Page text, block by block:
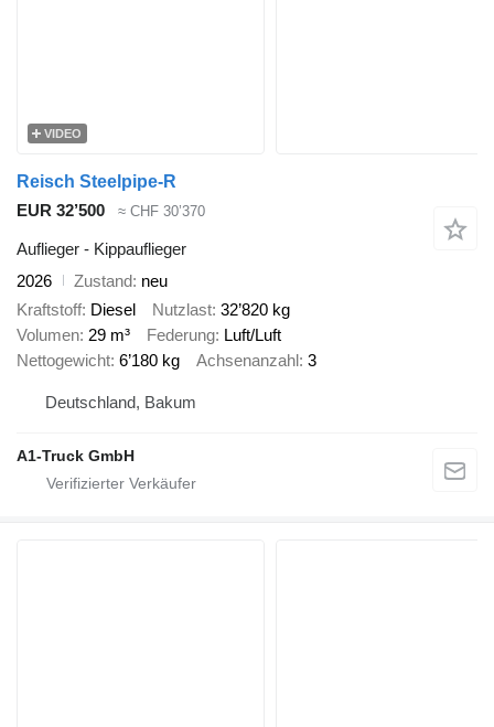
VIDEO
Reisch Steelpipe-R
EUR 32’500
≈ CHF 30’370
Auflieger - Kippauflieger
2026
Zustand neu
Kraftstoff Diesel Nutzlast 32’820 kg
Volumen 29 m³ Federung Luft/Luft
Nettogewicht 6’180 kg Achsenanzahl 3
Deutschland, Bakum
A1-Truck GmbH